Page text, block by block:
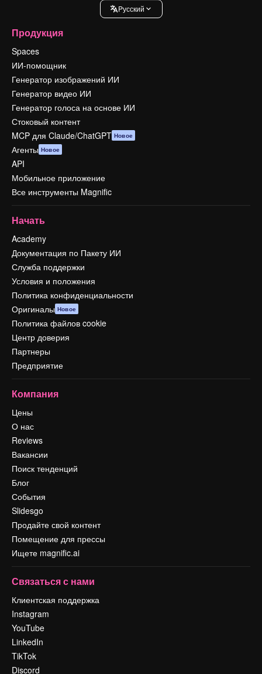
Pусский
Продукция
Spaces
ИИ-помощник
Генератор изображений ИИ
Генератор видео ИИ
Генератор голоса на основе ИИ
Стоковый контент
MCP для Claude/ChatGPT Новое
Агенты Новое
API
Мобильное приложение
Все инструменты Magnific
Начать
Academy
Документация по Пакету ИИ
Служба поддержки
Условия и положения
Политика конфиденциальности
Оригиналы Новое
Политика файлов cookie
Центр доверия
Партнеры
Предприятие
Компания
Цены
О нас
Reviews
Вакансии
Поиск тенденций
Блог
События
Slidesgo
Продайте свой контент
Помещение для прессы
Ищете magnific.ai
Связаться с нами
Клиентская поддержка
Instagram
YouTube
LinkedIn
TikTok
Discord